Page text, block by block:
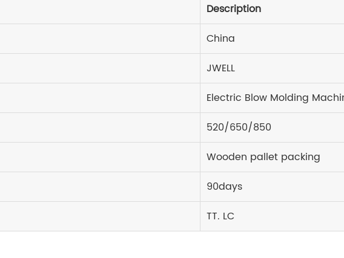
Description
China
JWELL
Electric Blow Molding
520/650/850
Wooden pallet packing
90days
TT. LC